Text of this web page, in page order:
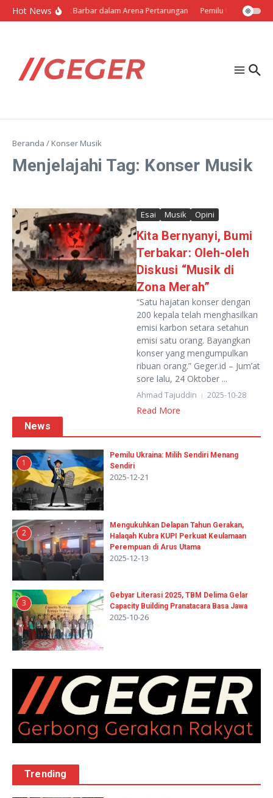
Lewati ke konten
Hot NewsPolitik Barbar dalam Arena Pertarungan Pemilu Ukraina:
Beranda / Konser Musik
Menjelajahi Tag: Konser Musik
Esai Musik Opini
Kita Bernyanyi, Bumi
Terbakar: Oleh-oleh
Diskusi “Musik di
Zona Merah”
“Satu hajatan konser dengan
200 kepala telah menghasilkan
emisi karbon setara setahun
emisi satu orang. Bayangkan
konser yang mengumpulkan
ribuan orang.” Geger.id – Jum’at
sore lalu, 24 Oktober ...
Ahmad Tajuddin 2025-10-28
Read More
News
1
Pemilu Ukraina: Milih Sendiri Menang
Sendiri
2025-12-21
2
Mengukuhkan Delapan Tahun Gerakan,
Halaqah Kubra KUPI Perkuat Keulamaan
Perempuan di Arus Utama
2025-12-13
3
Gebyar Literasi 2025, TBM Delima Gelar
Capacity Building Pranatacara Basa Jawa
2025-10-26
Trending